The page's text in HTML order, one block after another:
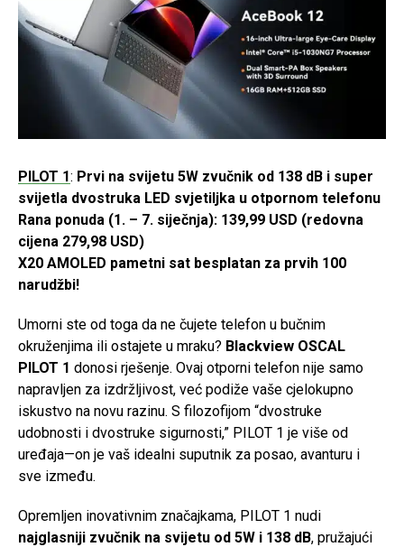
PILOT 1: Prvi na svijetu 5W zvučnik od 138 dB i super
svijetla dvostruka LED svjetiljka u otpornom telefonu
Rana ponuda (1. – 7. siječnja): 139,99 USD (redovna
cijena 279,98 USD)
X20 AMOLED pametni sat besplatan za prvih 100
narudžbi!
Umorni ste od toga da ne čujete telefon u bučnim
okruženjima ili ostajete u mraku? Blackview OSCAL
PILOT 1 donosi rješenje. Ovaj otporni telefon nije samo
napravljen za izdržljivost, već podiže vaše cjelokupno
iskustvo na novu razinu. S filozofijom “dvostruke
udobnosti i dvostruke sigurnosti,” PILOT 1 je više od
uređaja—on je vaš idealni suputnik za posao, avanturu i
sve između.
Opremljen inovativnim značajkama, PILOT 1 nudi
najglasniji zvučnik na svijetu od 5W i 138 dB, pružajući